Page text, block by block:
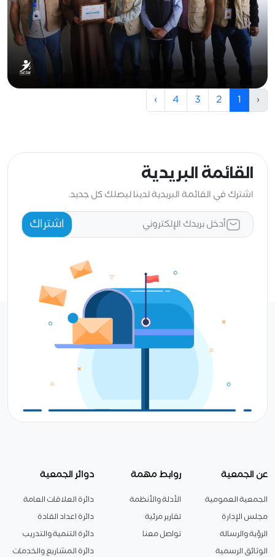
‹
1
2
3
4
›
القائمة البريدية
اشترك في القائمة البريدية لدينا ليصلك كل جديد.
اشتراك
عن الجمعية
الجمعية العمومية
مجلس الإدارة
الرؤية والرسالة
الوثائق الرسمية
روابط مهمة
الأدلة والأنظمة
تقارير مرئية
تواصل معنا
دوائر الجمعية
دائرة العلاقات العامة
دائرة اعداد القادة
دائرة التنمية والتدريب
دائرة المشاريع والخدمات